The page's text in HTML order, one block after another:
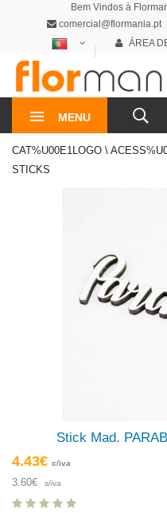
Bem Vindos à
comercial@flormania.pt
ÁREA
MENU
CAT%U00E1LOGO \
STICKS
Stick Mad.
4.43€ c/iva
3.60€ s/iva